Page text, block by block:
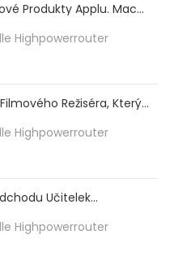
Produkty Applu. Mac
Highpowerrouter
Režiséra, Který
Medicíny A V Sauně
Mysli.
Highpowerrouter
Učitelek
Lidí Nemohu Nést
Zlepšení Léčby A
Highpowerrouter